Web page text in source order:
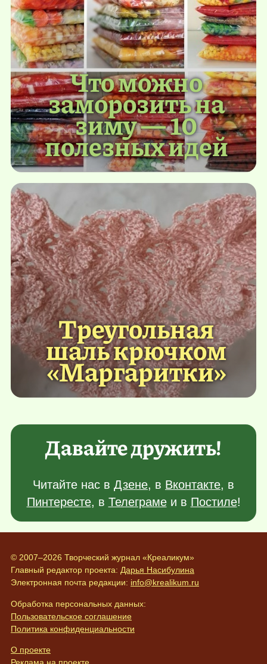
Что можно
заморозить на
зиму — 10
полезных идей
Треугольная
шаль крючком
«Маргаритки»
Давайте дружить!
Читайте нас в Дзене, в Вконтакте, в
Пинтересте, в Телеграмеи в Постиле!
© 2007–2026 Творческий журнал «Креаликум»
Главный редактор проекта: Дарья Насибулина
Электронная почта редакции: info@krealikum.ru
Обработка персональных данных:
Пользовательское соглашение
Политика конфиденциальности
О проекте